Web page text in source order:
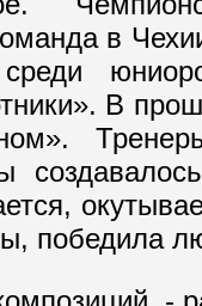
в
В
победила